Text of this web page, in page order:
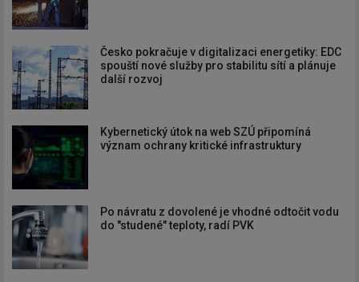
Česko pokračuje v digitalizaci energetiky: EDC
spouští nové služby pro stabilitu sítí a plánuje
další rozvoj
Kybernetický útok na web SZÚ připomíná
význam ochrany kritické infrastruktury
Po návratu z dovolené je vhodné odtočit vodu
do "studené" teploty, radí PVK